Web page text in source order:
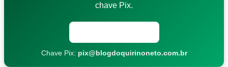
chave Pix.
Chave Pix: pix@blogdoquirinoneto.com.br